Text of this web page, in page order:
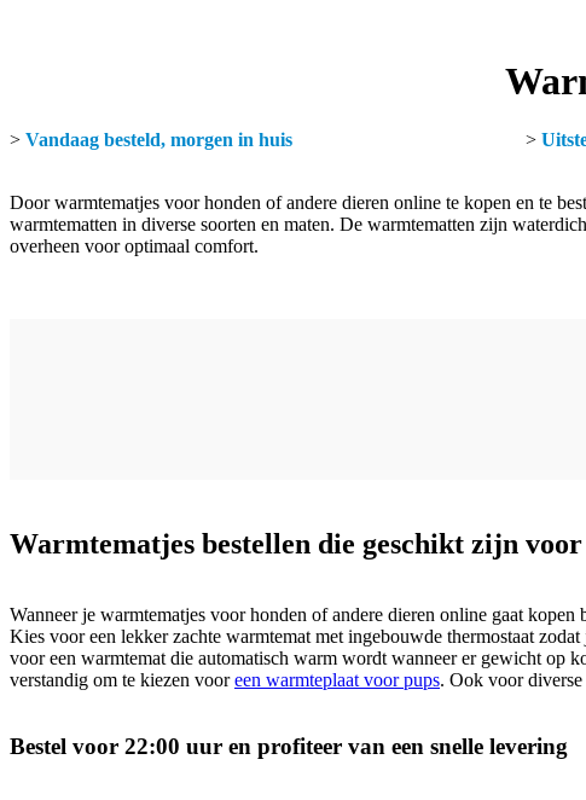
> Vandaag besteld, morgen in huis >
Door warmtematjes voor honden of andere dieren online te kopen en te
warmtematten in diverse soorten en maten. De warmtematten zijn
overheen voor optimaal comfort.
Warmtematjes bestellen die geschikt zijn
Wanneer je warmtematjes voor honden of andere dieren online gaat
Kies voor een lekker zachte warmtemat met ingebouwde thermostaat
voor een warmtemat die automatisch warm wordt wanneer er gewicht op
verstandig om te kiezen vooreen warmteplaat voor pups. Ook voor
Bestel voor 22:00 uur en profiteer van een snelle levering